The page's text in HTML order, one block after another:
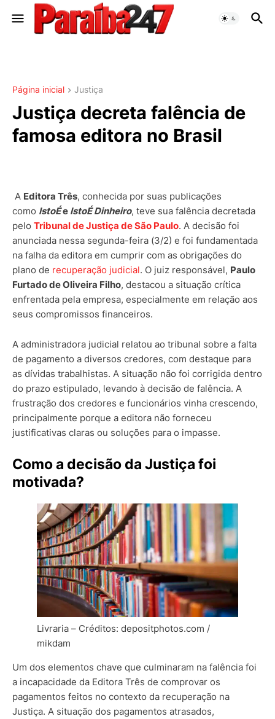
Página inicial Justiça
Justiça decreta falência de
famosa editora no Brasil
A Editora Três, conhecida por suas publicações
como IstoÉe IstoÉ Dinheiro, teve sua falência decretada
pelo Tribunal de Justiça de São Paulo. A decisão foi
anunciada nessa segunda-feira (3/2) e foi fundamentada
na falha da editora em cumprir com as obrigações do
plano de recuperação judicial. O juiz responsável, Paulo
Furtado de Oliveira Filho, destacou a situação crítica
enfrentada pela empresa, especialmente em relação aos
seus compromissos financeiros.
A administradora judicial relatou ao tribunal sobre a falta
de pagamento a diversos credores, com destaque para
as dívidas trabalhistas. A situação não foi corrigida dentro
do prazo estipulado, levando à decisão de falência. A
frustração dos credores e funcionários vinha crescendo,
principalmente porque a editora não forneceu
justificativas claras ou soluções para o impasse.
Como a decisão da Justiça foi
motivada?
Livraria – Créditos: depositphotos.com /
mikdam
Um dos elementos chave que culminaram na falência foi
a incapacidade da Editora Três de comprovar os
pagamentos feitos no contexto da recuperação na
Justiça. A situação dos pagamentos atrasados,